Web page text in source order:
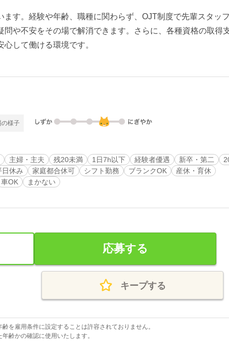
す。経験や年齢、職種に関わらず、OJT制度で先輩スタッ
や不安をその場で解消できます。さらに、各種資格の取得
して働ける環境です。
の様子
主婦・主夫 残20未満 1日7h以下 経験者優遇 新卒・第二
日休み 家庭都合休可 シフト勤務 ブランクOK
産休・育休
車OK まかない
応募する
キープする
を雇用条件に設定することは許容されておりません。
齢かの確認に使用いたします。